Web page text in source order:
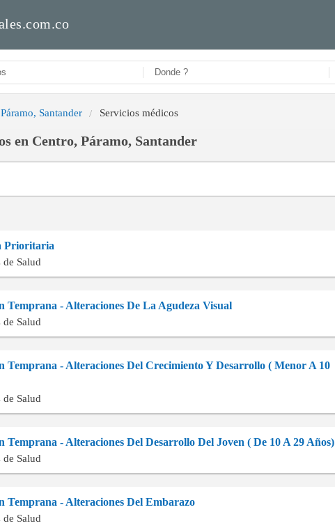
Santander Servicios médicos
en Centro, Páramo, Santander
Prioritaria
de Salud
Temprana - Alteraciones De La Agudeza Visual
de Salud
Temprana - Alteraciones Del Crecimiento Y Desarrollo ( Menor A 10
de Salud
Temprana - Alteraciones Del Desarrollo Del Joven ( De 10 A 29 Años)
de Salud
Temprana - Alteraciones Del Embarazo
de Salud